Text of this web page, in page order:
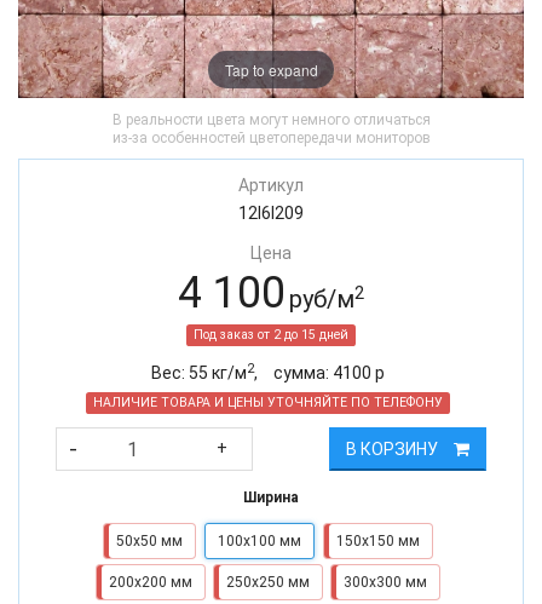
Tap to expand
В реальности цвета могут немного отличаться
из-за особенностей цветопередачи мониторов
Артикул
12I6I209
Цена
4 100 руб/м2
Под заказ от 2 до 15 дней
Вес: 55 кг/м2, cумма: 4100 р
НАЛИЧИЕ ТОВАРА И ЦЕНЫ УТОЧНЯЙТЕ ПО ТЕЛЕФОНУ
- + В КОРЗИНУ
Ширина
50х50 мм 100х100 мм 150х150 мм
200х200 мм 250х250 мм 300х300 мм